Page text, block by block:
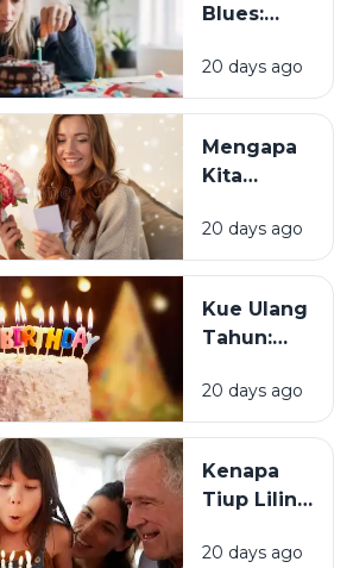
Blues:
Sebagian
Orang
Merasa
Sedih Saat
Tahun?
20 days ago
Mengapa
Kita
Mendapat
Ucapan
Tahun?
20 days ago
Kue Ulang
Tahun:
Tradisi Ini
Berawal?
20 days ago
Kenapa
Tiup Lilin
Tradisi
20 days ago